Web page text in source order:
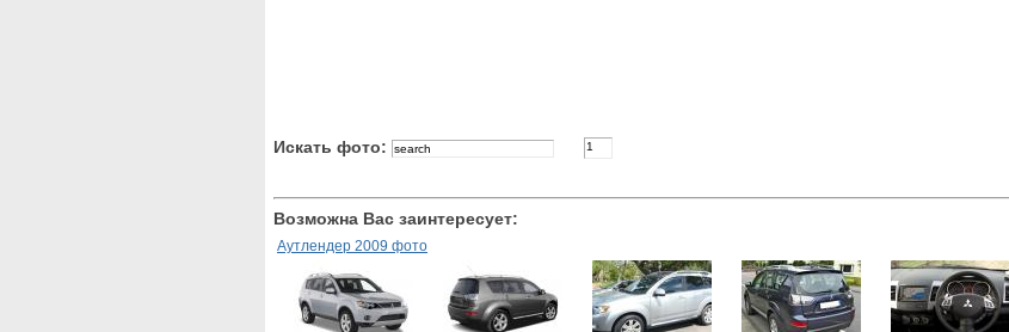
Искать фото:
Возможна Вас заинтересует:
Аутлендер 2009 фото